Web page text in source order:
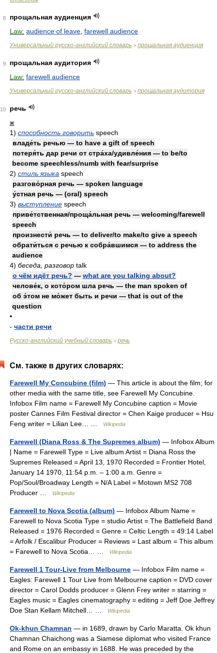
8
прощальная аудиенция
Law: audience of leave farewell audience
Универсальный русско-английский словарь > прощальная аудиенция
9
прощальная аудитория
Law: farewell audience
Универсальный русско-английский словарь > прощальная аудитория
10
речь
ж
1) способность говорить speech
владе́ть речью — to have a gift of speech
потеря́ть дар речи от стра́ха/удивле́ния — to be/to
become speechless/numb with fear/surprise
2) стиль языка speech
разгово́рная речь — spoken language
у́стная речь — (oral) speech
3) выступление speech
приве́тственная/проща́льная речь — welcoming/farewell
speech
произнести́ речь — to deliver/to make/to give a speech
обрати́ться с речью к собра́вшимся — to address the
audience
4) беседа, разговор talk
о чём идёт речь? — what are you talking about?
челове́к, о кото́ром шла речь — the man spoken of
об э́том не мо́жет быть и речи — that is out of the
question
•
- части речи
Русско-английский учебный словарь > речь
См. также в других словарях:
Farewell My Concubine (film) — This article is about the film; for
other media with the same title, see Farewell My Concubine.
Infobox Film name = Farewell My Concubine caption = Movie
poster Cannes Film Festival director = Chen Kaige producer = Hsu
Feng writer = Lilian Lee… …
Wikipedia
Farewell (Diana Ross & The Supremes album) — Infobox Album
| Name = Farewell Type = Live album Artist = Diana Ross the
Supremes Released = April 13, 1970 Recorded = Frontier Hotel,
January 14 1970, 11:54 p.m. – 1:00 a.m. Genre =
Pop/Soul/Broadway Length = N/A Label = Motown MS2 708
Producer …
Wikipedia
Farewell to Nova Scotia (album) — Infobox Album Name =
Farewell to Nova Scotia Type = studio Artist = The Battlefield Band
Released = 1976 Recorded = Genre = Celtic Length = 49:14 Label
= Arfolk / Escalibur Producer = Reviews = Last album = This album
= Farewell to Nova Scotia… …
Wikipedia
Farewell 1 Tour-Live from Melbourne — Infobox Film name =
Eagles: Farewell 1 Tour Live from Melbourne caption = DVD cover
director = Carol Dodds producer = Glenn Frey writer = starring =
Eagles music = Eagles cinematography = editing = Jeff Doe Jeffrey
Doe Stan Kellam Mitchell… …
Wikipedia
Ok-khun Chamnan — in 1689, drawn by Carlo Maratta. Ok khun
Chamnan Chaichong was a Siamese diplomat who visited France
and Rome on an embassy in 1688. He was preceded by the